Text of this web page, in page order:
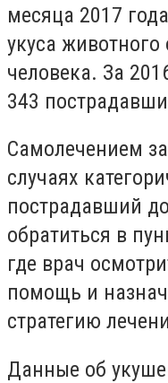
месяца 2017
укуса животного
человека. За
343
Самолечением
случаях
пострадавший
обратиться в
где врач
помощь и
стратегию
Данные об